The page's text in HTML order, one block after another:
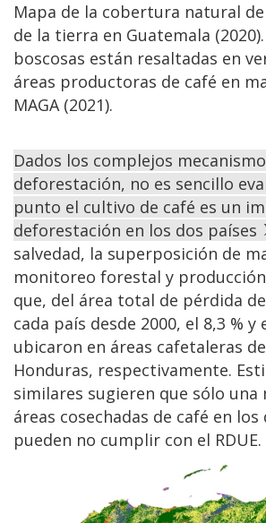
Mapa de la cobertura natural
de la tierra en Guatemala
boscosas están resaltadas en
áreas productoras de café en
MAGA (2021).
Dados los complejos
deforestación, no es sencillo
punto el cultivo de café es un
deforestación en los dos países
salvedad, la superposición de
monitoreo forestal y
que, del área total de pérdida
cada país desde 2000, el 8,3 % y
ubicaron en áreas cafetaleras
Honduras, respectivamente.
similares sugieren que sólo una
áreas cosechadas de café en los
pueden no cumplir con el RDUE.